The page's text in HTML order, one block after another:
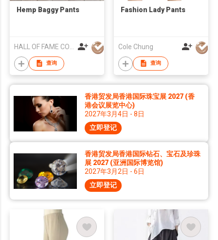
Hemp Baggy Pants
查询
Fashion Lady Pants
Cole Chung
查询
香港贸发局香港国际珠宝展 2027 (香
港会议展览中心)
2027年3月4日 - 8日
立即登记
香港贸发局香港国际钻石、宝石及珍珠
展 2027 (亚洲国际博览馆)
2027年3月2日 - 6日
立即登记